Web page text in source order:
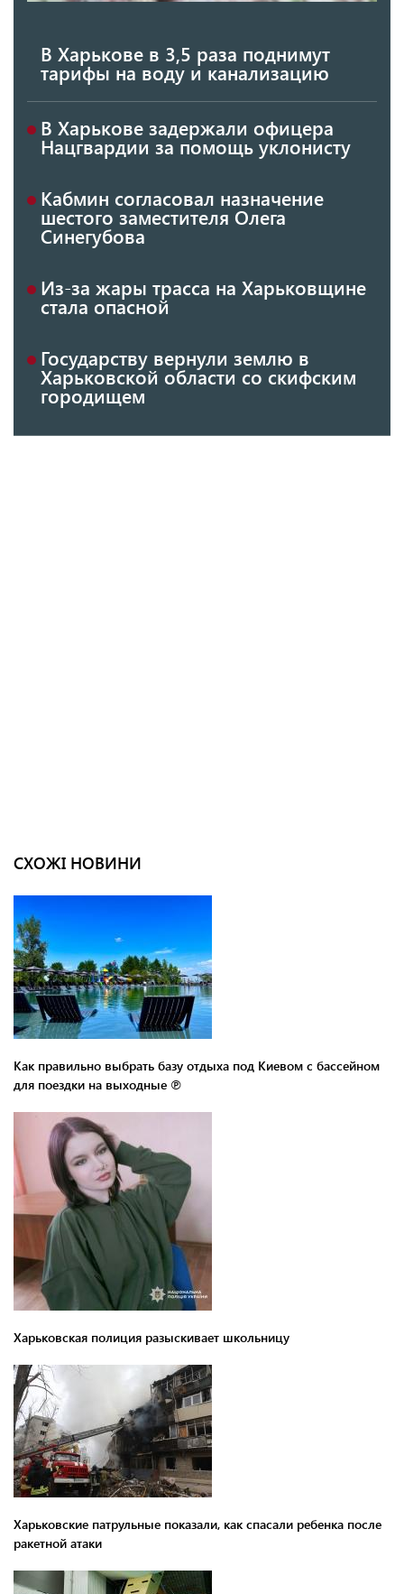
В Харькове в 3,5 раза поднимут
тарифы на воду и канализацию
В Харькове задержали офицера
Нацгвардии за помощь уклонисту
Кабмин согласовал назначение
шестого заместителя Олега
Синегубова
Из-за жары трасса на Харьковщине
стала опасной
Государству вернули землю в
Харьковской области со скифским
городищем
СХОЖІ НОВИНИ
Как правильно выбрать базу отдыха под Киевом с бассейном
для поездки на выходные ℗
Харьковская полиция разыскивает школьницу
Харьковские патрульные показали, как спасали ребенка после
ракетной атаки